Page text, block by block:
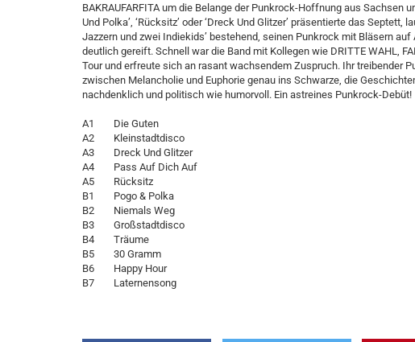
BAKRAUFARFITA um die Belange der Punkrock-Hoffnung aus Sachsen
Und Polka’, ‘Rücksitz’ oder ‘Dreck Und Glitzer’ präsentierte das
Jazzern und zwei Indiekids’ bestehend, seinen Punkrock mit Bläsern
deutlich gereift. Schnell war die Band mit Kollegen wie DRITTE WAHL,
Tour und erfreute sich an rasant wachsendem Zuspruch. Ihr treibender
zwischen Melancholie und Euphorie genau ins Schwarze, die
nachdenklich und politisch wie humorvoll. Ein astreines Punkrock-Debüt!
A1 Die Guten
A2 Kleinstadtdisco
A3 Dreck Und Glitzer
A4 Pass Auf Dich Auf
A5 Rücksitz
B1 Pogo & Polka
B2 Niemals Weg
B3 Großstadtdisco
B4 Träume
B5 30 Gramm
B6 Happy Hour
B7 Laternensong